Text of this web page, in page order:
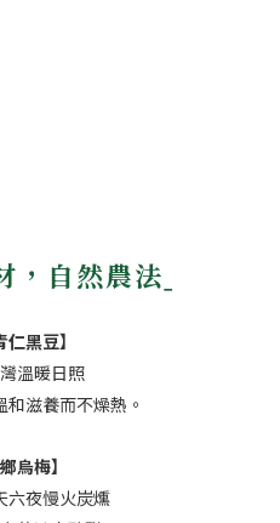
自然農法ˍ
仁黑豆】
溫暖日照
滋養而不燥熱。
烏梅】
六夜慢火炭燻